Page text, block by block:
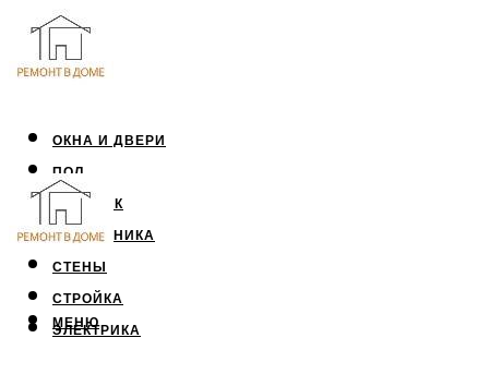
ОКНА И ДВЕРИ
ПОЛ
ПОТОЛОК
САНТЕХНИКА
СТЕНЫ
СТРОЙКА
ЭЛЕКТРИКА
МЕНЮ